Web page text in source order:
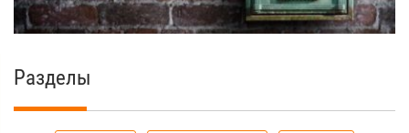
Разделы